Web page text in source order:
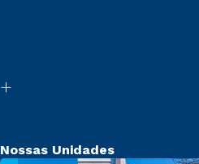
Nossas Unidades